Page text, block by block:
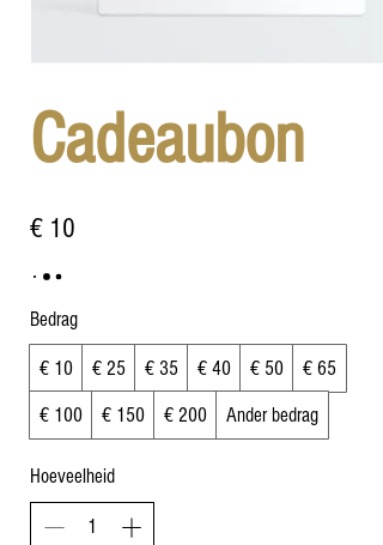
Cadeaubon
€ 10
Bedrag
€ 10 € 25 € 35 € 40 € 50 € 65
€ 100 € 150 € 200 Ander bedrag
Hoeveelheid